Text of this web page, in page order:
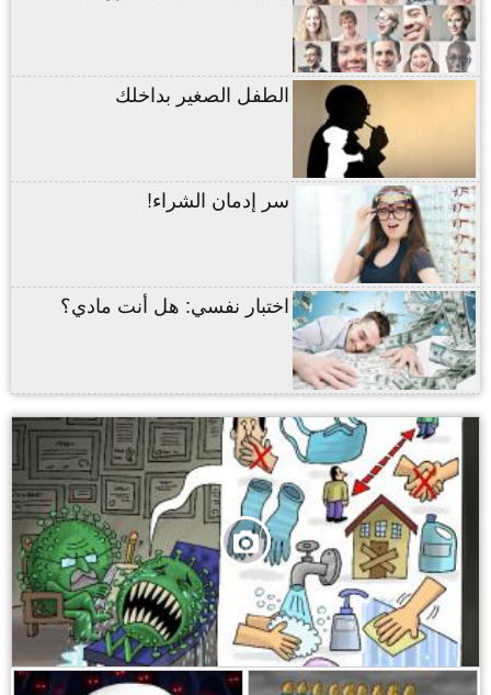
الطفل الصغير بداخلك
سر إدمان الشراء!
اختبار نفسي: هل أنت مادي؟
,
,